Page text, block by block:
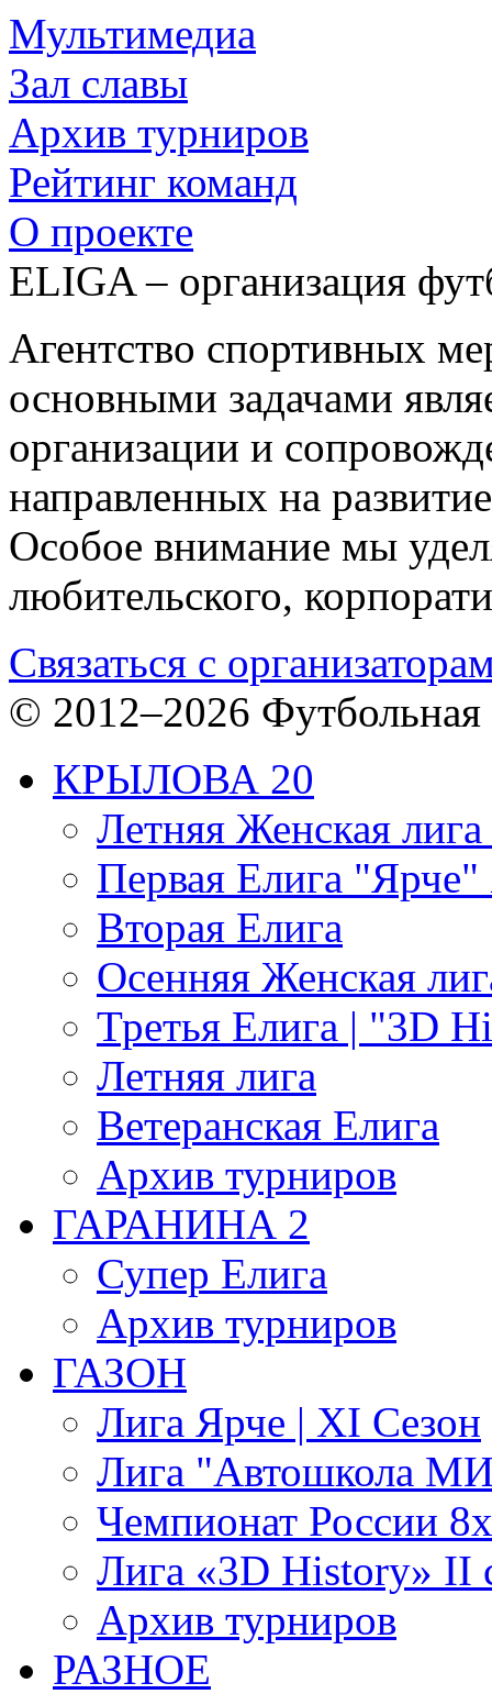
Мультимедиа
Зал славы
Архив турниров
Рейтинг команд
О проекте
ELIGA – организация
Агентство спортивных
основными задачами
организации и
направленных на
Особое внимание мы
любительского,
Связаться с
© 2012–2026 Футбольная
КРЫЛОВА 20
Летняя Женская
Первая Елига
Вторая Елига
Осенняя Женская
Третья Елига | "3D
Летняя лига
Ветеранская Елига
Архив турниров
ГАРАНИНА 2
Супер Елига
Архив турниров
ГАЗОН
Лига Ярче | XI Сезон
Лига "Автошкола
Чемпионат России
Лига «3D History» II
Архив турниров
РАЗНОЕ